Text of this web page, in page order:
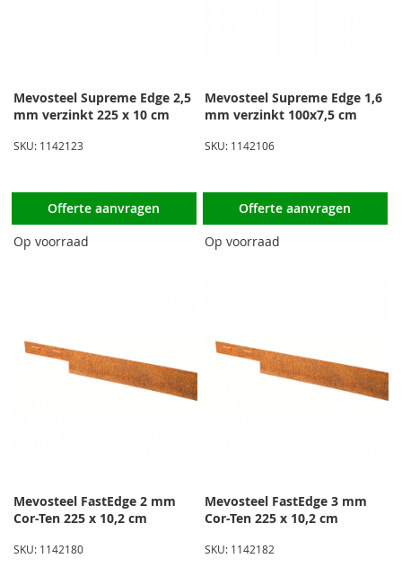
Mevosteel Supreme Edge 2,5
mm verzinkt 225 x 10 cm
SKU: 1142123
Offerte aanvragen
Op voorraad
Mevosteel Supreme Edge 1,6
mm verzinkt 100x7,5 cm
SKU: 1142106
Offerte aanvragen
Op voorraad
Mevosteel FastEdge 2 mm
Cor-Ten 225 x 10,2 cm
SKU: 1142180
Mevosteel FastEdge 3 mm
Cor-Ten 225 x 10,2 cm
SKU: 1142182